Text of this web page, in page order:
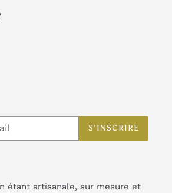
S'INSCRIRE
étant artisanale, sur mesure et